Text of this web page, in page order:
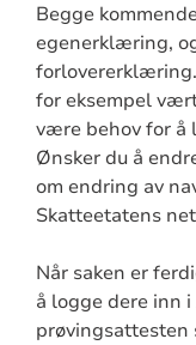
Begge
egenerklæring,
for eksempel
være behov for å
Ønsker du å
om endring av
Skatteetatens
Når saken er
å logge dere inn
prøvingsattesten